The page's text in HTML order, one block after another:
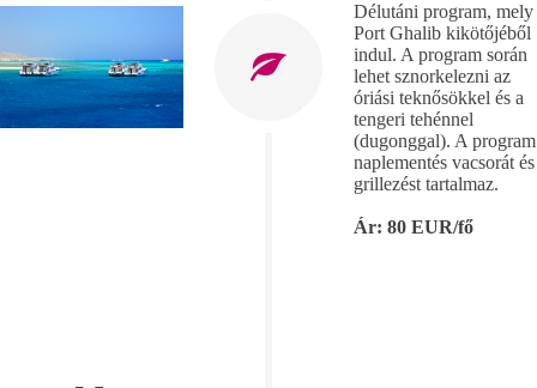
Délutáni program, mely
Port Ghalib kikötőjéből
indul. A program során
lehet sznorkelezni az
óriási teknősökkel és a
tengeri tehénnel
(dugonggal). A program
naplementés vacsorát és
grillezést tartalmaz.
Ár: 80 EUR/fő